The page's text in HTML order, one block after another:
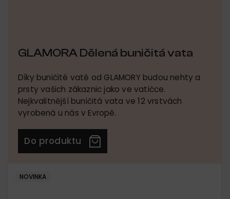
GLAMORA Dělená buničitá vata
Díky buničité vatě od GLAMORY budou nehty a
prsty vašich zákaznic jako ve vatičce.
Nejkvalitnější buničitá vata ve 12 vrstvách
vyrobená u nás v Evropě.
Do produktu
NOVINKA